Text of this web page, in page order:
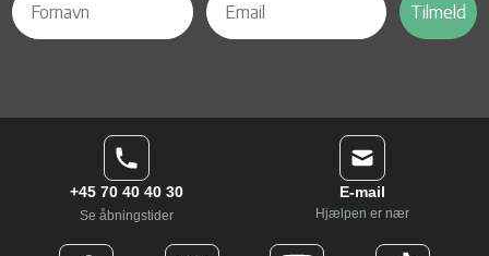
Tilmeld
+45 70 40 40 30
Se åbningstider
E-mail
Hjælpen er nær